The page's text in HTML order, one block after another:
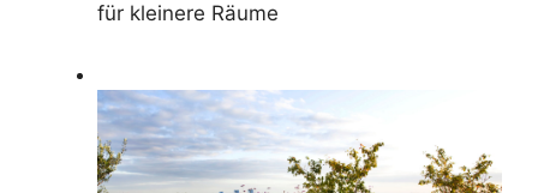
für kleinere Räume